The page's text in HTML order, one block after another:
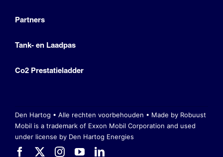
Partners
Tank- en Laadpas
Co2 Prestatieladder
Den Hartog • Alle rechten voorbehouden • Made by Robuust
Mobil is a trademark of Exxon Mobil Corporation and used
under license by Den Hartog Energies